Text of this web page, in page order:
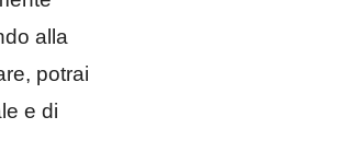
alla
potrai
e di